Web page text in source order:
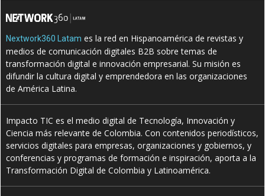
Nextwork360 Latam es la red en Hispanoamérica de revistas y
medios de comunicación digitales B2B sobre temas de
transformación digital e innovación empresarial. Su misión es
difundir la cultura digital y emprendedora en las organizaciones
de América Latina.
Impacto TIC es el medio digital de Tecnología, Innovación y
Ciencia más relevante de Colombia. Con contenidos periodísticos,
servicios digitales para empresas, organizaciones y gobiernos, y
conferencias y programas de formación e inspiración, aporta a la
Transformación Digital de Colombia y Latinoamérica.